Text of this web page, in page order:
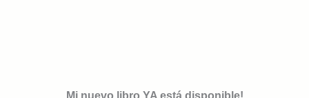
Mi nuevo libro YA está disponible!